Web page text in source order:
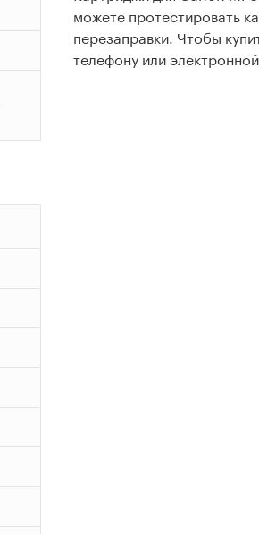
можете протестировать
перезаправки. Чтобы
телефону или